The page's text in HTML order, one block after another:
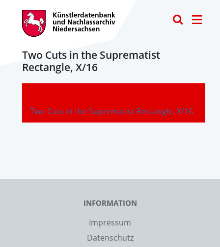
Two Cuts in the Suprematist
Rectangle, X/16
Two Cuts in the Suprematist Rectangle, X/16
-
INFORMATION
Impressum
Datenschutz